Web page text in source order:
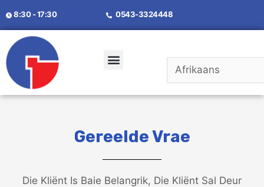
8:30 - 17:30 0543-3324448
Gereelde Vrae
Die Kliënt Is Baie Belangrik, Die Kliënt Sal Deur